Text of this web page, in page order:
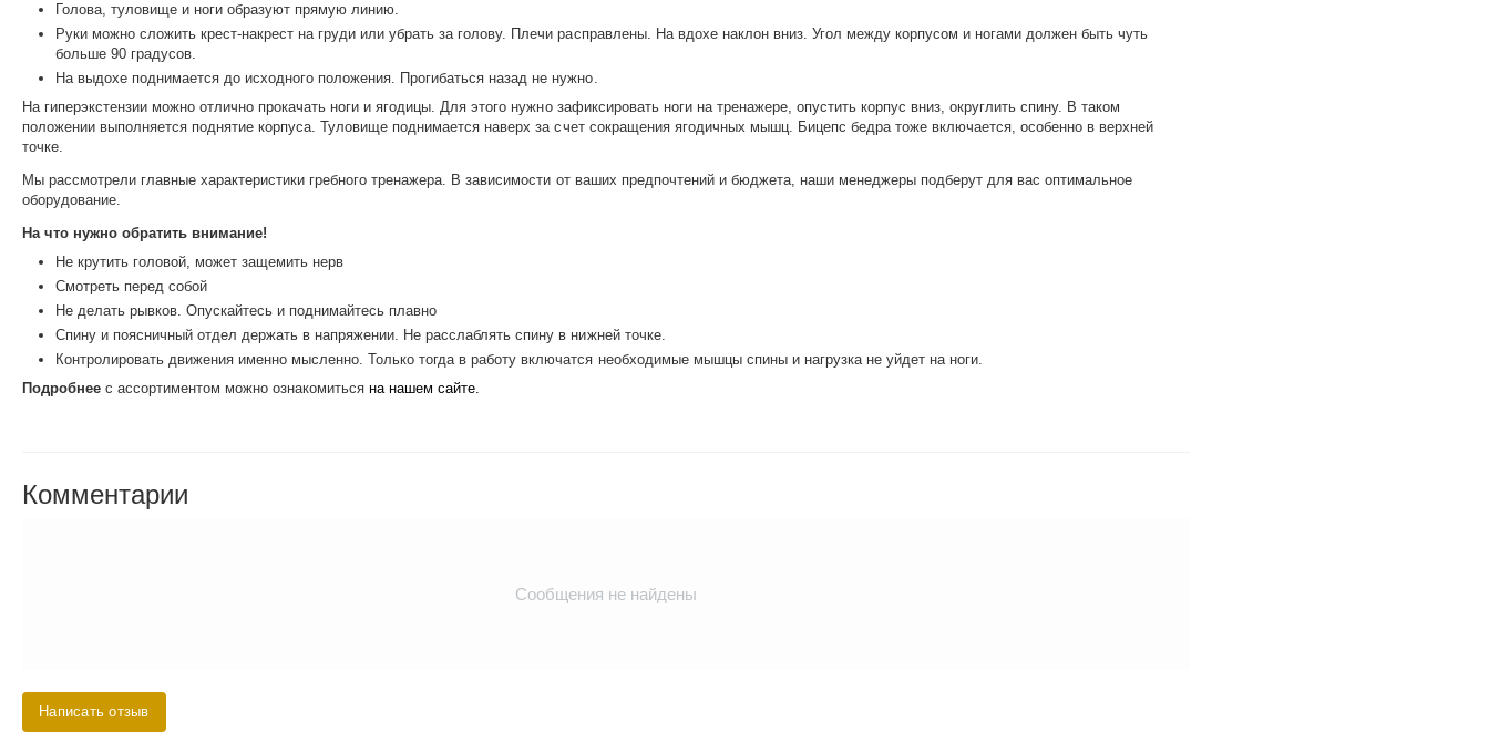
Голова, туловище и ноги образуют прямую линию.
Руки можно сложить крест-накрест на груди или убрать за голову. Плечи расправлены. На вдохе наклон вниз. Угол между корпусом и ногами должен быть чуть
больше 90 градусов.
На выдохе поднимается до исходного положения. Прогибаться назад не нужно.
На гиперэкстензии можно отлично прокачать ноги и ягодицы. Для этого нужно зафиксировать ноги на тренажере, опустить корпус вниз, округлить спину. В таком
положении выполняется поднятие корпуса. Туловище поднимается наверх за счет сокращения ягодичных мышц. Бицепс бедра тоже включается, особенно в верхней
точке.
Мы рассмотрели главные характеристики гребного тренажера. В зависимости от ваших предпочтений и бюджета, наши менеджеры подберут для вас оптимальное
оборудование.
На что нужно обратить внимание!
Не крутить головой, может защемить нерв
Смотреть перед собой
Не делать рывков. Опускайтесь и поднимайтесь плавно
Спину и поясничный отдел держать в напряжении. Не расслаблять спину в нижней точке.
Контролировать движения именно мысленно. Только тогда в работу включатся необходимые мышцы спины и нагрузка не уйдет на ноги.
Подробнее с ассортиментом можно ознакомитьсяна нашем сайте.
Комментарии
Сообщения не найдены
Написать отзыв